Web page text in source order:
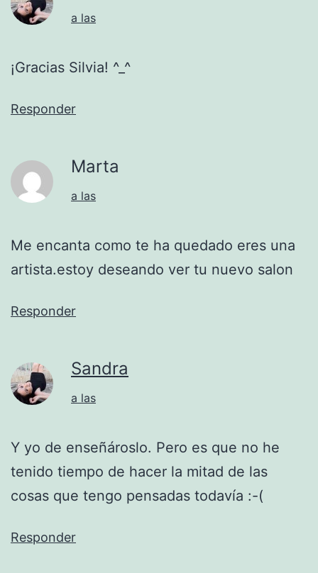
a las
¡Gracias Silvia! ^_^
Responder
Marta
a las
Me encanta como te ha quedado eres una
artista.estoy deseando ver tu nuevo salon
Responder
Sandra
a las
Y yo de enseñároslo. Pero es que no he
tenido tiempo de hacer la mitad de las
cosas que tengo pensadas todavía :-(
Responder